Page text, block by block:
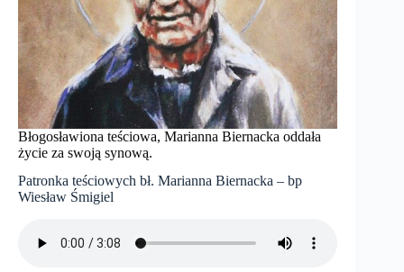
Błogosławiona teściowa, Marianna Biernacka oddała
życie za swoją synową.
Patronka teściowych bł. Marianna Biernacka – bp
Wiesław Śmigiel